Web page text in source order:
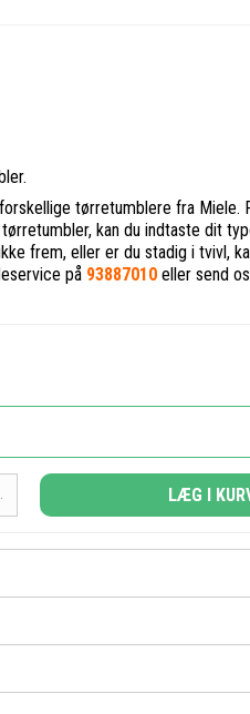
tørretumblere fra Miele.
kan du indtaste dit
frem, eller er du stadig i tvivl,
på 93887010 eller send
LÆG I